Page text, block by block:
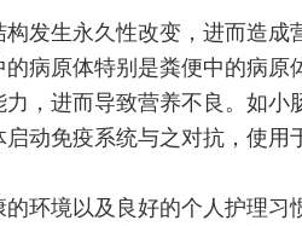
发生永久性改变，进而造
病原体特别是粪便中的病原
，进而导致营养不良。如小
动免疫系统与之对抗，使用
环境以及良好的个人护理